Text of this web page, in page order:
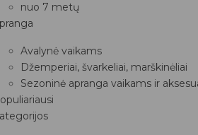
nuo 7 metų
Avalynė vaikams
Džemperiai, švarkeliai, marškinėliai
Sezoninė apranga vaikams ir